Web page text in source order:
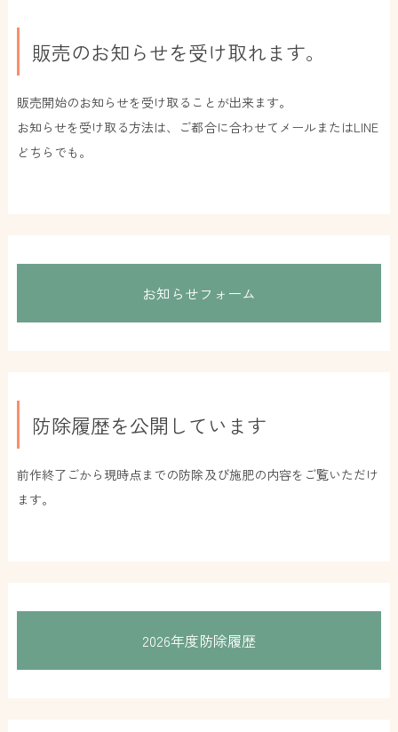
販売のお知らせを受け取れます。
販売開始のお知らせを受け取ることが出来ます。
お知らせを受け取る方法は、ご都合に合わせてメールまたはLINE
どちらでも。
お知らせフォーム
防除履歴を公開しています
前作終了ごから現時点までの防除及び施肥の内容をご覧いただけ
ます。
2026年度防除履歴